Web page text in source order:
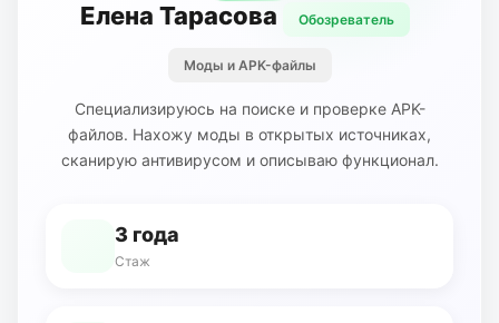
Елена Тарасова Обозреватель
Моды и APK-файлы
Специализируюсь на поиске и проверке APK-
файлов. Нахожу моды в открытых источниках,
сканирую антивирусом и описываю функционал.
3 года
Стаж